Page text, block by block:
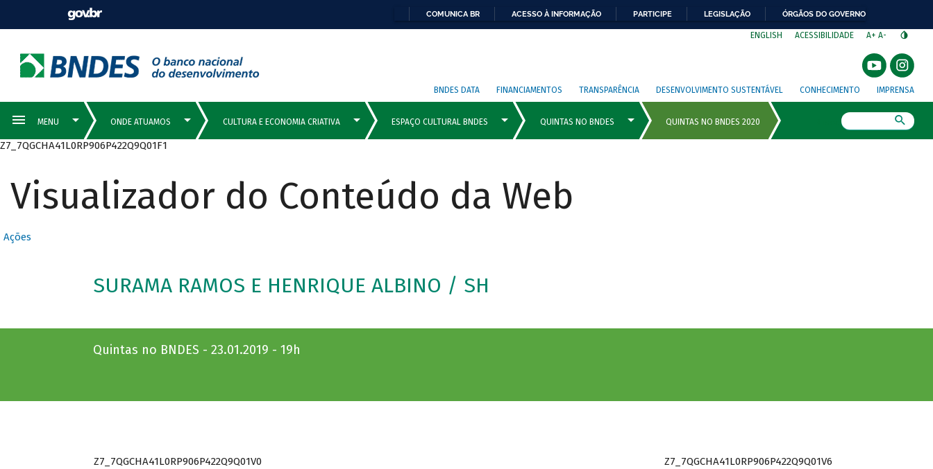
COMUNICA BR ACESSO À INFORMAÇÃO PARTICIPE LEGISLAÇÃO ÓRGÃOS DO GOVERNO
ENGLISH ACESSIBILIDADE A+ A-
BNDES DATA FINANCIAMENTOS TRANSPARÊNCIA DESENVOLVIMENTO SUSTENTÁVEL CONHECIMENTO IMPRENSA
Z7_7QGCHA41L0RP906P422Q9Q01F1
Visualizador do Conteúdo da Web
Ações
SURAMA RAMOS E HENRIQUE ALBINO / SH
Quintas no BNDES - 23.01.2019 - 19h
Z7_7QGCHA41L0RP906P422Q9Q01V0 Z7_7QGCHA41L0RP906P422Q9Q01V6